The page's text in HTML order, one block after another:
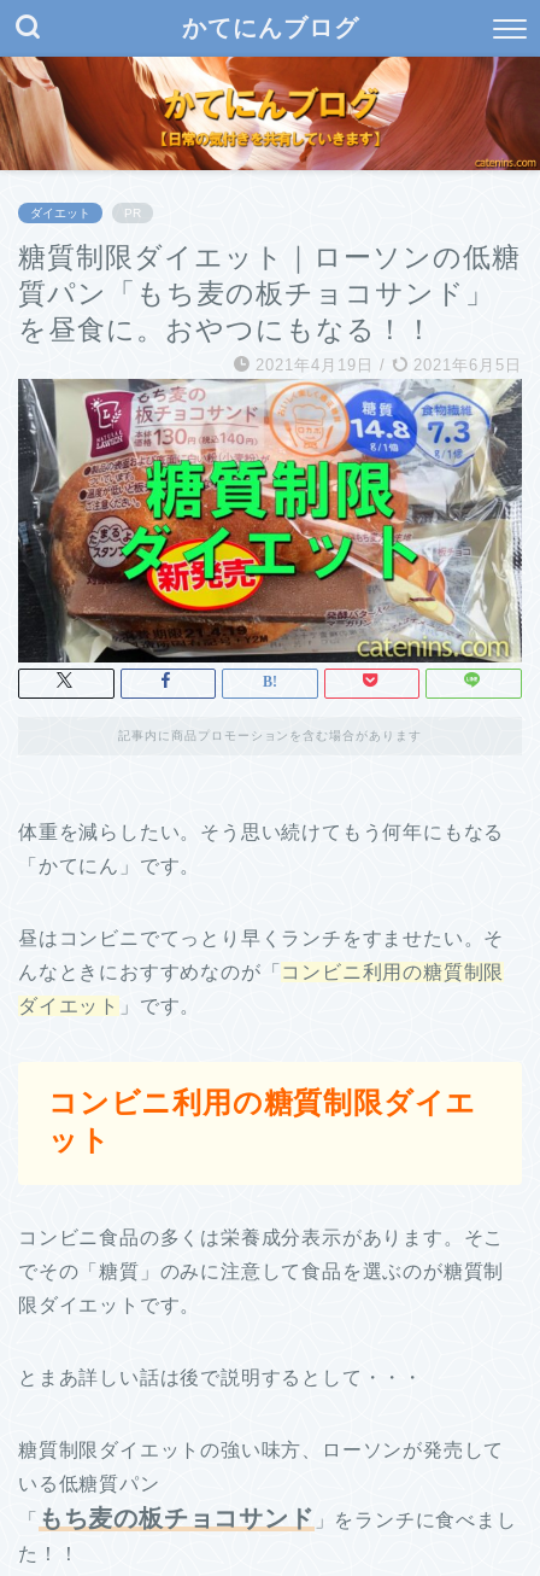
かてにんブログ
ダイエット PR
糖質制限ダイエット｜ローソンの低糖
質パン「もち麦の板チョコサンド」
を昼食に。おやつにもなる！！
2021年4月19日 / 2021年6月5日
記事内に商品プロモーションを含む場合があります
体重を減らしたい。そう思い続けてもう何年にもなる
「かてにん」です。
昼はコンビニでてっとり早くランチをすませたい。そ
んなときにおすすめなのが「 コンビニ利用の糖質制限
ダイエット
」です。
コンビニ利用の糖質制限ダイエ
ット
コンビニ食品の多くは栄養成分表示があります。そこ
でその「糖質」のみに注意して食品を選ぶのが糖質制
限ダイエットです。
とまあ詳しい話は後で説明するとして・・・
糖質制限ダイエットの強い味方、ローソンが発売して
いる低糖質パン
「 もち麦の板チョコサンド 」をランチに食べまし
た！！